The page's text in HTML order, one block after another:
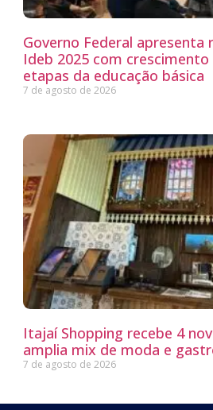
Governo Federal apresenta
Ideb 2025 com
etapas da educação básica
7 de agosto de 2026
Itajaí Shopping recebe 4
amplia mix de moda e
7 de agosto de 2026